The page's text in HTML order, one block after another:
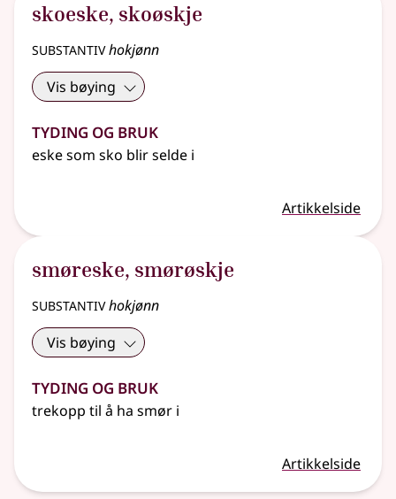
skoeske, skoøskje
substantivhokjønn
Vis bøying
Tyding og bruk
eske som sko blir selde i
Artikkelside
smøreske, smørøskje
substantivhokjønn
Vis bøying
Tyding og bruk
trekopp til å ha smør i
Artikkelside